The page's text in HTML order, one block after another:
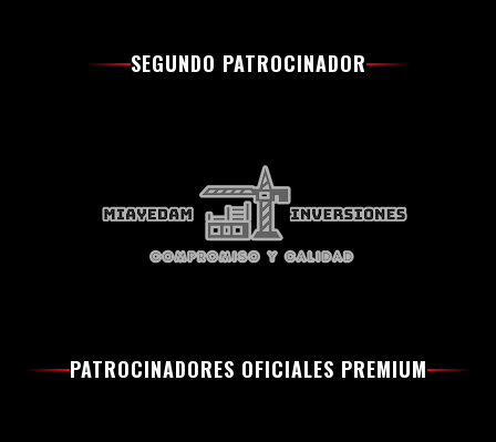
SEGUNDO PATROCINADOR
PATROCINADORES OFICIALES PREMIUM